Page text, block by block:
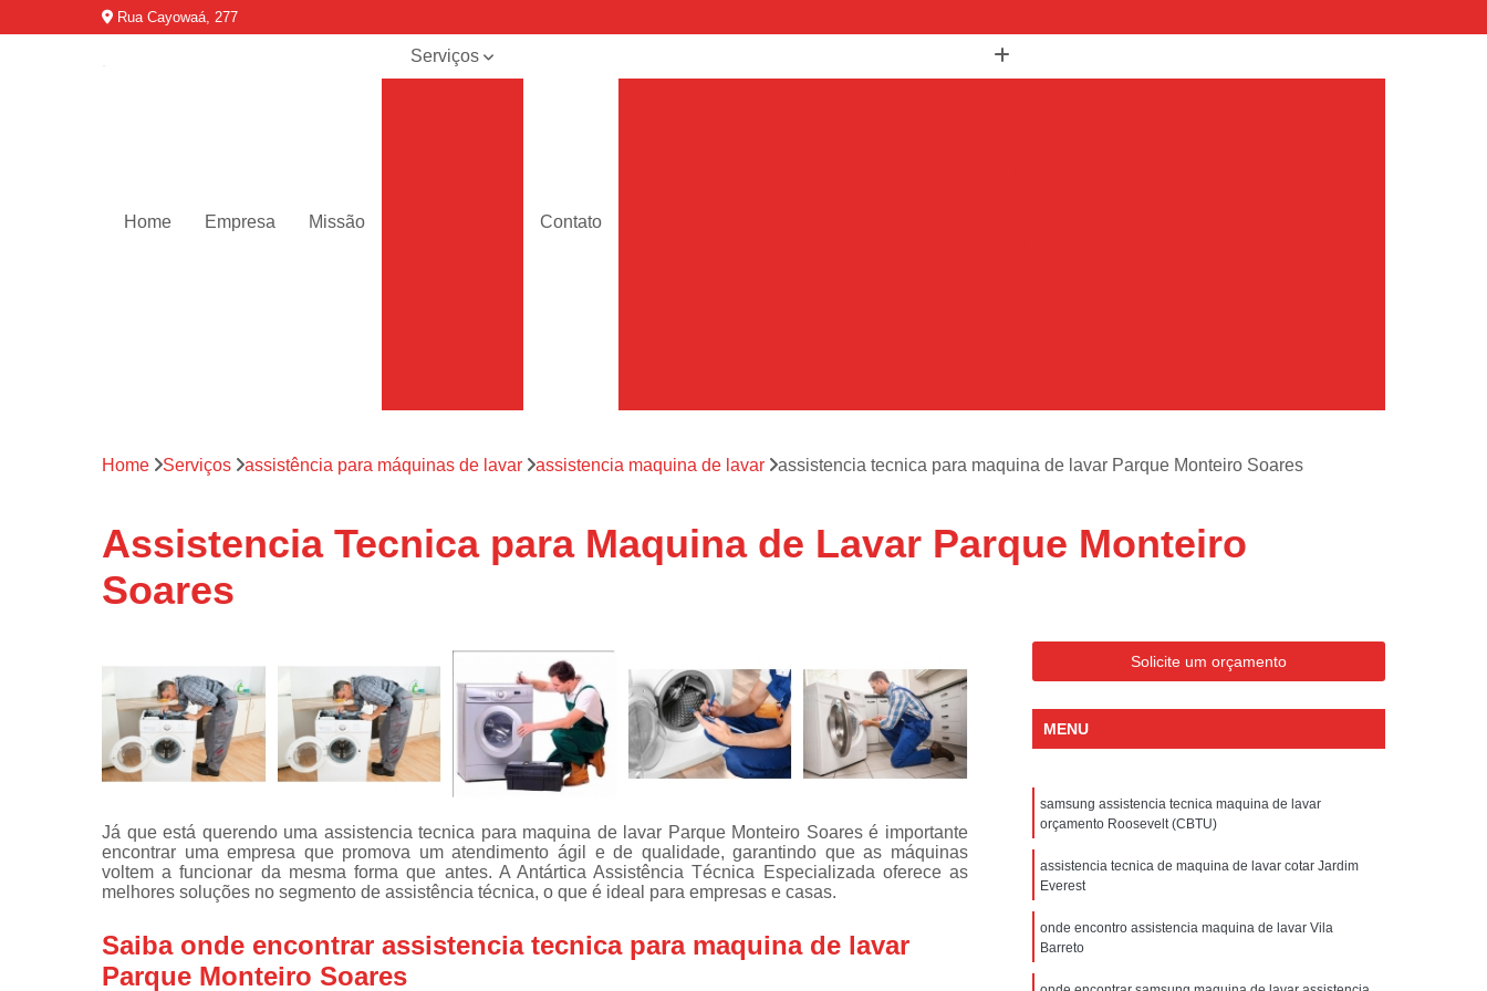
Rua Cayowaá, 277
Home Empresa Missão
Serviços
refrigeradores
técnica de
técnicas de
fogão
Conserto de
máquinas de
Consertos de
adega
geladeiras
expositoras
Instalação de
Instalação de
máquinas de
Contato
Assistencia Tecnica Ar Condicionado Portatil
Assistencia Tecnica Ar Condicionado Portatil Philco
Assistencia Tecnica de Ar Condicionado Portatil Philco
Assistencia Tecnica em Ar Condicionado Portatil
Assistencia Tecnica para Ar Condicionado Portatil
Assistencia Tecnica de Geladeira
Assistencia Tecnica de Geladeira Electrolux
Assistencia Tecnica Geladeira Electrolux
Assistencia Tecnica Resfriar Geladeira
Electrolux Assistencia Tecnica Geladeira
Electrolux Geladeira Assistencia Tecnica
Geladeira Assistencia Tecnica
Assistencia Tecnica de Refrigerador
Assistencia Tecnica de Refrigerador Electrolux
Assistencia Tecnica Electrolux Refrigerador
Home Serviços assistência para máquinas de lavar assistencia maquina de lavar assistencia tecnica para maquina de lavar Parque Monteiro Soares
Assistencia Tecnica para Maquina de Lavar Parque Monteiro
Soares
Já que está querendo uma assistencia tecnica para maquina de lavar Parque Monteiro Soares é importante
encontrar uma empresa que promova um atendimento ágil e de qualidade, garantindo que as máquinas
voltem a funcionar da mesma forma que antes. A Antártica Assistência Técnica Especializada oferece as
melhores soluções no segmento de assistência técnica, o que é ideal para empresas e casas.
Saiba onde encontrar assistencia tecnica para maquina de lavar
Parque Monteiro Soares
Solicite um orçamento
MENU
samsung assistencia tecnica maquina de lavar
orçamento Roosevelt (CBTU)
assistencia tecnica de maquina de lavar cotar Jardim
Everest
onde encontro assistencia maquina de lavar Vila
Barreto